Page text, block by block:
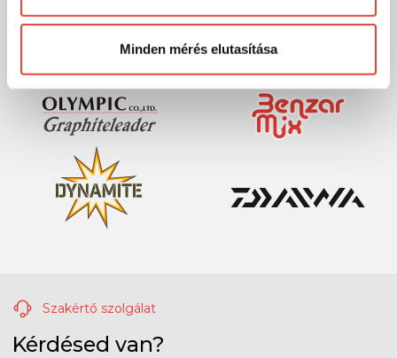
Előre is köszönjük!
Minden mérés elutasítása
Szakértő szolgálat
Kérdésed van?